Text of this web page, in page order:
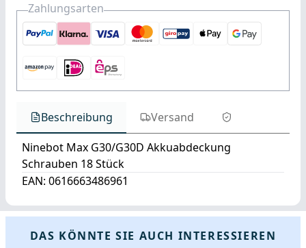
Zahlungsarten
Beschreibung
Versand
Ninebot Max G30/G30D Akkuabdeckung
Schrauben 18 Stück
EAN: 0616663486961
DAS KÖNNTE SIE AUCH INTERESSIEREN